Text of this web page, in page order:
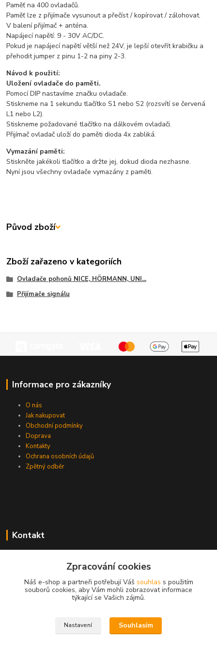
Paměť na 400 ovladačů.
Paměť lze z přijímače vysunout a přečíst / kopírovat / zálohovat.
V balení přijímač + anténa.
Napájecí napětí: 9 - 30V AC/DC.
Pokud je napájecí napětí větší než 24V, je lepší otevřít krabičku a
přehodit jumper z pinu 1-2 na piny 2-3.
Návod k použití:
Uložení ovladače do paměti.
Pomocí DIP nastavíme značku ovladače.
Stiskneme na 1 sekundu tlačítko S1 nebo S2 (rozsvítí se červená
L1 nebo L2).
Stiskneme požadované tlačítko na dálkovém ovladači.
Přijímač ovladač uloží do paměti dioda 4x zabliká.
Vymazání paměti:
Stiskněte jakékoli tlačítko a držte jej, dokud dioda nezhasne.
Nyní jsou všechny ovladače vymazány z paměti.
Původ zboží
Zboží zařazeno v kategoriích
Ovladače pohonů NICE, HÖRMANN, UNI...
Přijímače signálu
Informace pro zákazníky
O nás
Jak nakupovat
Obchodní podmínky
Doprava
Kontakty
Ochrana osobních údajů
Zpětný odběr
Kontakt
Zpracování cookies
Náš e-shop a partneři potřebují Váš souhlas s použitím
souborů cookies, aby Vám mohli zobrazovat informace
týkající se Vašich zájmů.
Nastavení Souhlasím